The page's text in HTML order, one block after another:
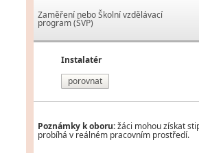
Zaměření nebo Školní vzdělávací
program (ŠVP)
Instalatér
porovnat
Poznámky k oboru:žáci mohou získat
probíhá v reálném pracovním prostředí.